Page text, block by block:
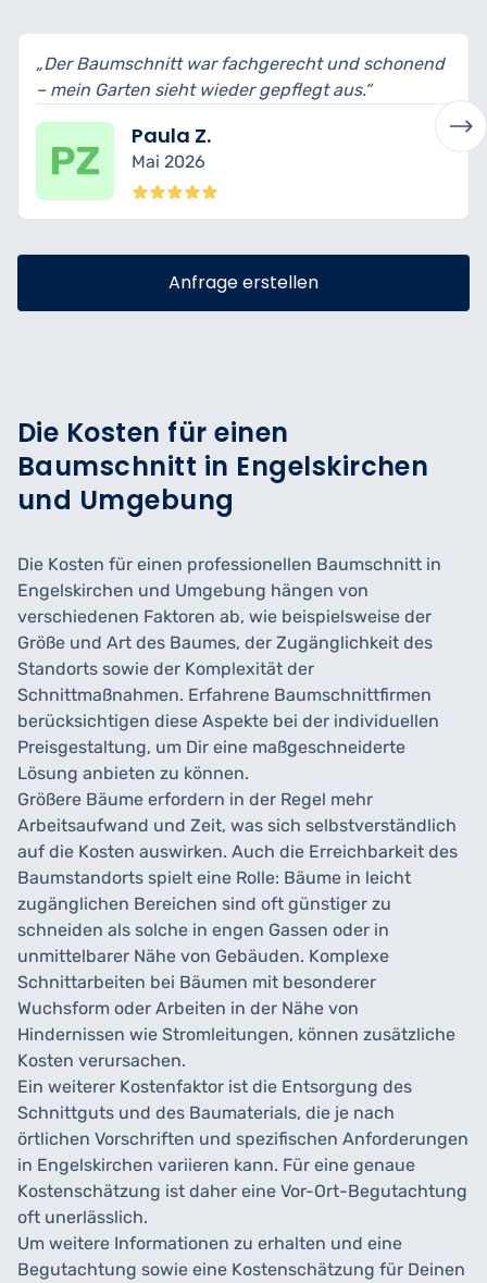
und schonend
aus.“
„Schnittformen wurden erklärt, Äste
bin begeistert vom Ergebnis.“
Anfrage erstellen
Die Kosten für einen
Baumschnitt in Engelskirchen
und Umgebung
Die Kosten für einen professionellen Baumschnitt in
Engelskirchen und Umgebung hängen von
verschiedenen Faktoren ab, wie beispielsweise der
Größe und Art des Baumes, der Zugänglichkeit des
Standorts sowie der Komplexität der
Schnittmaßnahmen. Erfahrene Baumschnittfirmen
berücksichtigen diese Aspekte bei der individuellen
Preisgestaltung, um Dir eine maßgeschneiderte
Lösung anbieten zu können.
Größere Bäume erfordern in der Regel mehr
Arbeitsaufwand und Zeit, was sich selbstverständlich
auf die Kosten auswirken. Auch die Erreichbarkeit des
Baumstandorts spielt eine Rolle: Bäume in leicht
zugänglichen Bereichen sind oft günstiger zu
schneiden als solche in engen Gassen oder in
unmittelbarer Nähe von Gebäuden. Komplexe
Schnittarbeiten bei Bäumen mit besonderer
Wuchsform oder Arbeiten in der Nähe von
Hindernissen wie Stromleitungen, können zusätzliche
Kosten verursachen.
Ein weiterer Kostenfaktor ist die Entsorgung des
Schnittguts und des Baumaterials, die je nach
örtlichen Vorschriften und spezifischen Anforderungen
in Engelskirchen variieren kann. Für eine genaue
Kostenschätzung ist daher eine Vor-Ort-Begutachtung
oft unerlässlich.
Um weitere Informationen zu erhalten und eine
Begutachtung sowie eine Kostenschätzung für Deinen